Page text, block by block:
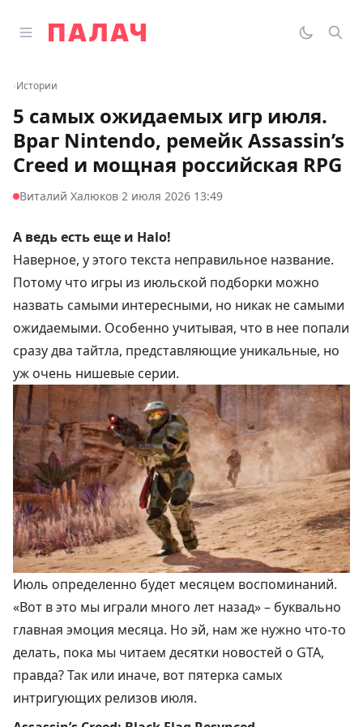
Открыть главное меню
Палач
‹Истории
5 самых ожидаемых игр июля.
Враг Nintendo, ремейк Assassin’s
Creed и мощная российская RPG
Виталий Халюков·2 июля 2026 13:49
А ведь есть еще и Halo!
Наверное, у этого текста неправильное название.
Потому что игры из июльской подборки можно
назвать самыми интересными, но никак не самыми
ожидаемыми. Особенно учитывая, что в нее попали
сразу два тайтла, представляющие уникальные, но
уж очень нишевые серии.
Июль определенно будет месяцем воспоминаний.
«Вот в это мы играли много лет назад» – буквально
главная эмоция месяца. Но эй, нам же нужно что-то
делать, пока мы читаем десятки новостей о GTA,
правда? Так или иначе, вот пятерка самых
интригующих релизов июля.